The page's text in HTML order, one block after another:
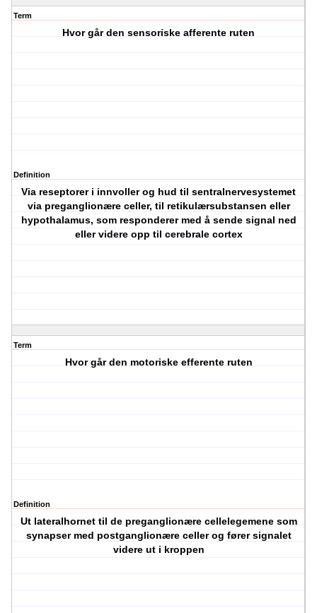
Term
Hvor går den sensoriske afferente ruten
Definition
Via reseptorer i innvoller og hud til sentralnervesystemet
via preganglionære celler, til retikulærsubstansen eller
hypothalamus, som responderer med å sende signal ned
eller videre opp til cerebrale cortex
Term
Hvor går den motoriske efferente ruten
Definition
Ut lateralhornet til de preganglionære cellelegemene som
synapser med postganglionære celler og fører signalet
videre ut i kroppen